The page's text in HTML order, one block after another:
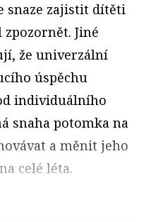
snaze zajistit dítěti
Jiné
že univerzální
úspěchu
individuálního
snaha potomka na
a měnit jeho
celé léta.